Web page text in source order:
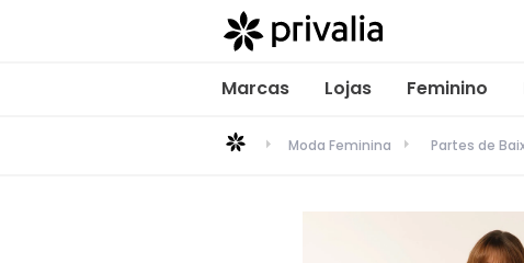
Marcas Lojas Feminino
Moda Feminina Partes de